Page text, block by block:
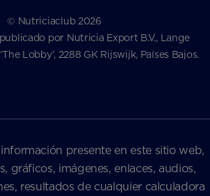
© Nutriciaclub 2026
por Nutricia Export B.V., Lange
Lobby’, 2288 GK Rijswijk, Países Bajos.
presente en este sitio web,
gráficos, imágenes, enlaces, audios,
resultados de cualquier calculadora